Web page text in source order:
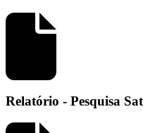
Relatório - Pesquisa